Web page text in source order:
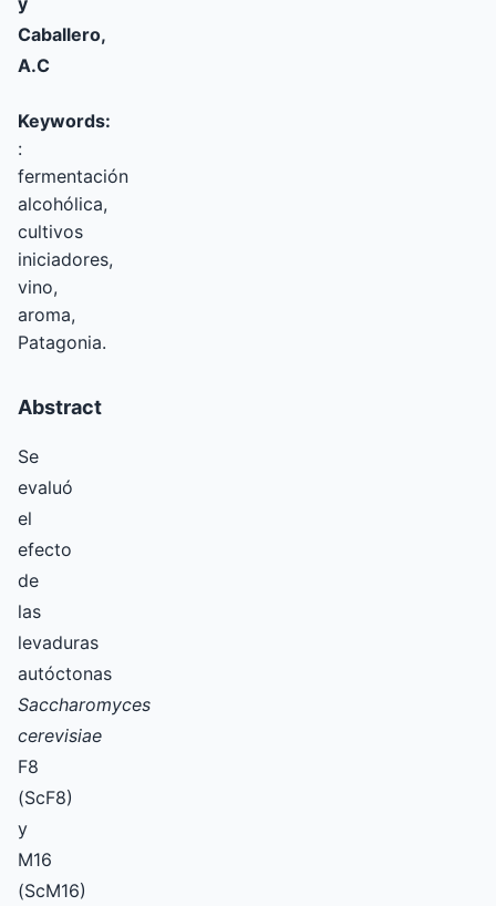
Caballero,
A.C
Keywords:
:
fermentación
alcohólica,
cultivos
iniciadores,
vino,
aroma,
Patagonia.
Abstract
Se
evaluó
el
efecto
de
las
levaduras
autóctonas
Saccharomyces
cerevisiae
F8
(ScF8)
y
M16
(ScM16)